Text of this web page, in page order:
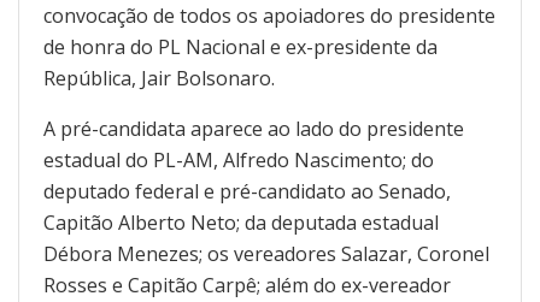
convocação de todos os apoiadores do presidente
de honra do PL Nacional e ex-presidente da
República, Jair Bolsonaro.
A pré-candidata aparece ao lado do presidente
estadual do PL-AM, Alfredo Nascimento; do
deputado federal e pré-candidato ao Senado,
Capitão Alberto Neto; da deputada estadual
Débora Menezes; os vereadores Salazar, Coronel
Rosses e Capitão Carpê; além do ex-vereador